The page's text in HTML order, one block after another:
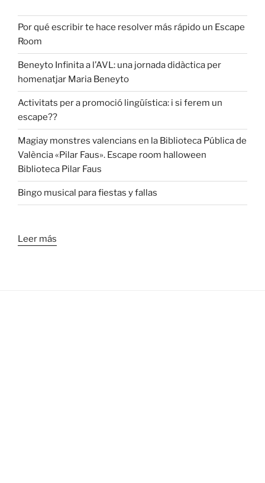
Por qué escribir te hace resolver más rápido un Escape
Room
Beneyto Infinita a l’AVL: una jornada didàctica per
homenatjar Maria Beneyto
Activitats per a promoció lingüística: i si ferem un
escape??
Magiay monstres valencians en la Biblioteca Pública de
València «Pilar Faus». Escape room halloween
Biblioteca Pilar Faus
Bingo musical para fiestas y fallas
Leer más